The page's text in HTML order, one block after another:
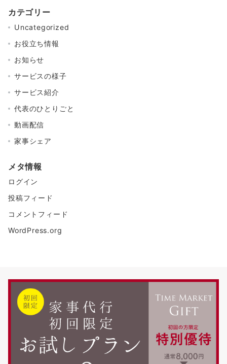
カテゴリー
Uncategorized
お役立ち情報
お知らせ
サービスの様子
サービス紹介
代表のひとりごと
動画配信
家事シェア
メタ情報
ログイン
投稿フィード
コメントフィード
WordPress.org